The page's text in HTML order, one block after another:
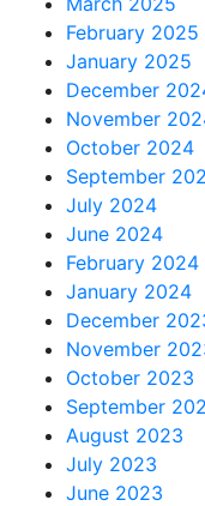
February 2025
January 2025
December
November
October 2024
September
July 2024
June 2024
February 2024
January 2024
December
November
October 2023
September
August 2023
July 2023
June 2023